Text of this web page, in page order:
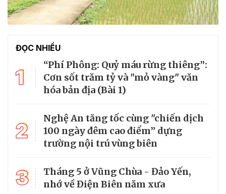
ĐỌC NHIỀU
1
“Phí Phông: Quỷ máu rừng thiêng”:
Cơn sốt trăm tỷ và "mỏ vàng" văn
hóa bản địa (Bài 1)
2
Nghệ An tăng tốc cùng "chiến dịch
100 ngày đêm cao điểm” dựng
trường nội trú vùng biên
3
Tháng 5 ở Vũng Chùa - Đảo Yến,
nhớ về Điện Biên năm xưa